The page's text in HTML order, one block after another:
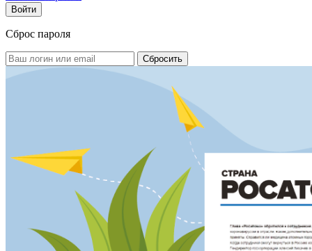
Сброс пароля